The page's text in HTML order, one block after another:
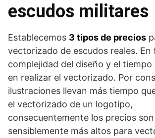
escudos militares
Establecemos 3 tipos de precios
vectorizado de escudos reales. En
complejidad del diseño y el tiempo
en realizar el vectorizado. Por
ilustraciones llevan más tiempo
el vectorizado de un logotipo,
consecuentemente los precios son
sensiblemente más altos para